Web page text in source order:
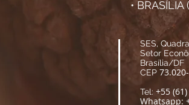
• BRASÍLIA
SES,
Setor
Brasília/DF
CEP
Tel: +55
Whatsapp: